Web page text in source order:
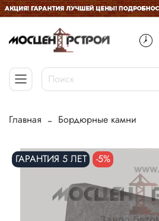
Главная Бордюрные камни
ГАРАНТИЯ 5 ЛЕТ -5%